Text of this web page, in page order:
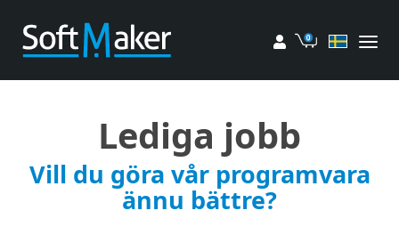
Mitt konto
Kundvagn
Lediga jobb
Vill du göra vår programvara
ännu bättre?